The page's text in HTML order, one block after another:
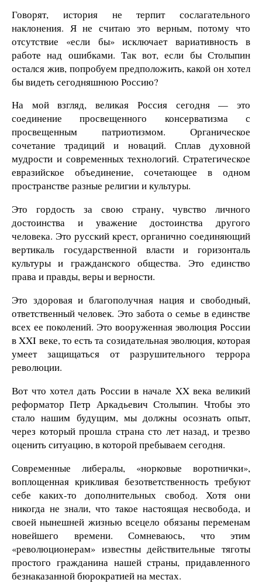
Говорят, история не терпит сослагательного
наклонения. Я не считаю это верным, потому что
отсутствие «если бы» исключает вариативность в
работе над ошибками. Так вот, если бы Столыпин
остался жив, попробуем предположить, какой он хотел
бы видеть сегодняшнюю Россию?
На мой взгляд, великая Россия сегодня — это
соединение просвещенного консерватизма с
просвещенным патриотизмом. Органическое
сочетание традиций и новаций. Сплав духовной
мудрости и современных технологий. Стратегическое
евразийское объединение, сочетающее в одном
пространстве разные религии и культуры.
Это гордость за свою страну, чувство личного
достоинства и уважение достоинства другого
человека. Это русский крест, органично соединяющий
вертикаль государственной власти и горизонталь
культуры и гражданского общества. Это единство
права и правды, веры и верности.
Это здоровая и благополучная нация и свободный,
ответственный человек. Это забота о семье в единстве
всех ее поколений. Это вооруженная эволюция России
в XXI веке, то есть та созидательная эволюция, которая
умеет защищаться от разрушительного террора
революции.
Вот что хотел дать России в начале XX века великий
реформатор Петр Аркадьевич Столыпин. Чтобы это
стало нашим будущим, мы должны осознать опыт,
через который прошла страна сто лет назад, и трезво
оценить ситуацию, в которой пребываем сегодня.
Современные либералы, «норковые воротнички»,
воплощенная крикливая безответственность требуют
себе каких-то дополнительных свобод. Хотя они
никогда не знали, что такое настоящая несвобода, и
своей нынешней жизнью всецело обязаны переменам
новейшего времени. Сомневаюсь, что этим
«революционерам» известны действительные тяготы
простого гражданина нашей страны, придавленного
безнаказанной бюрократией на местах.